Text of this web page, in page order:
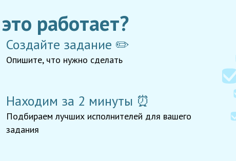
работает?
Создайте задание ✏️
Опишите, что нужно сделать
Находим за 2 минуты ⏰
Подбираем лучших исполнителей для вашего
задания